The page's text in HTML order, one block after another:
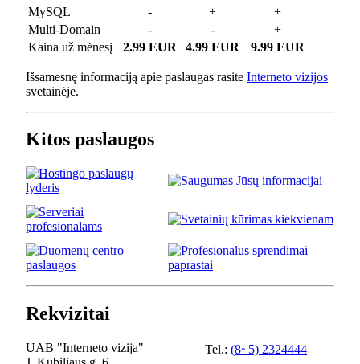
MySQL
- +
+
Multi-Domain
- -
+
Kaina už mėnesį
2.99 EUR 4.99 EUR 9.99 EUR
Išsamesnę informaciją apie paslaugas rasite Interneto vizijos
svetainėje.
Kitos paslaugos
Rekvizitai
UAB "Interneto vizija"
Tel.: (8~5) 2324444